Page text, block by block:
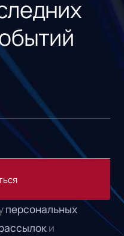
персональных
и